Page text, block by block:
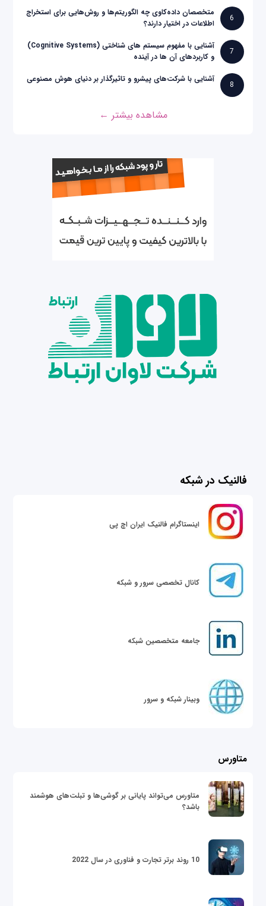
6
متخصصان داده‌کاوی چه الگوریتم‌ها و روش‌هایی برای استخراج
اطلاعات در اختیار دارند؟
7
آشنایی با مفهوم سیستم های شناختی (Cognitive Systems)
و کاربردهای آن ها در آینده
8
آشنایی با شرکت‌های پیشرو و تاثیرگذار بر دنیای هوش مصنوعی
مشاهده بیشتر ←
فالنیک در شبکه
اینستاگرام فالنیک ایران اچ پی
کانال تخصصی سرور و شبکه
جامعه متخصصین شبکه
وبینار شبکه و سرور
متاورس
متاورس می‌تواند پایانی بر گوشی‌ها و تبلت‌های هوشمند
باشد؟
10 روند برتر تجارت و فناوری در سال 2022